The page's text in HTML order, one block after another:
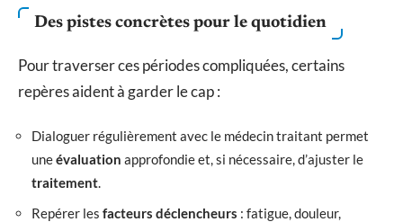
Des pistes concrètes pour le quotidien
Pour traverser ces périodes compliquées, certains
repères aident à garder le cap :
Dialoguer régulièrement avec le médecin traitant permet
uneévaluation approfondie et, si nécessaire, d’ajuster le
traitement.
Repérer les facteurs déclencheurs : fatigue, douleur,